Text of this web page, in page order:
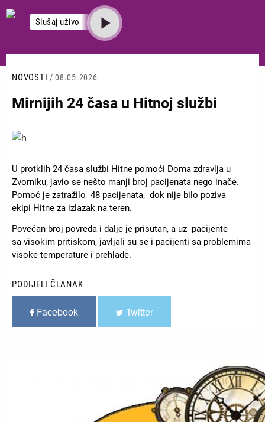
Skoči
na
Slušaj uživo
NOVOSTI / 08.05.2026
Mirnijih 24 časa u Hitnoj službi
Slika
U protklih 24 časa službi Hitne pomoći Doma zdravlja u
Zvorniku, javio se nešto manji broj pacijenata nego inače.
Pomoć je zatražilo 48 pacijenata, dok nije bilo poziva
ekipi Hitne za izlazak na teren.
Povećan broj povreda i dalje je prisutan, a uz pacijente
sa visokim pritiskom, javljali su se i pacijenti sa problemima
visoke temperature i prehlade.
PODIJELI ČLANAK
Facebook Twitter